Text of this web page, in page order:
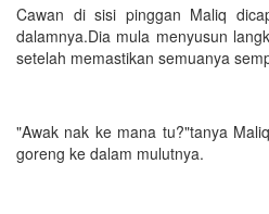
Cawan di sisi pinggan Maliq
dalamnya.Dia mula menyusun
setelah memastikan semuanya
"Awak nak ke mana tu?"tanya
goreng ke dalam mulutnya.